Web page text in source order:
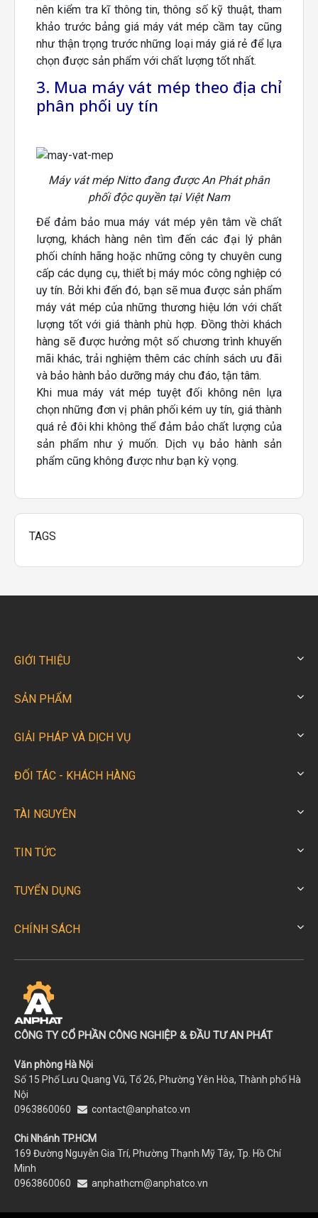
nên kiểm tra kĩ thông tin, thông số kỹ thuật, tham
khảo trước bảng giá máy vát mép cầm tay cũng
như thận trọng trước những loại máy giá rẻ để lựa
chọn được sản phẩm với chất lượng tốt nhất.
3. Mua máy vát mép theo địa chỉ
phân phối uy tín
Máy vát mép Nitto đang được An Phát phân
phối độc quyền tại Việt Nam
Để đảm bảo mua máy vát mép yên tâm về chất
lượng, khách hàng nên tìm đến các đại lý phân
phối chính hãng hoặc những công ty chuyên cung
cấp các dụng cụ, thiết bị máy móc công nghiệp có
uy tín. Bởi khi đến đó, bạn sẽ mua được sản phẩm
máy vát mép của những thương hiệu lớn với chất
lượng tốt với giá thành phù hợp. Đồng thời khách
hàng sẽ được hưởng một số chương trình khuyến
mãi khác, trải nghiệm thêm các chính sách ưu đãi
và bảo hành bảo dưỡng máy chu đáo, tận tâm.
Khi mua máy vát mép tuyệt đối không nên lựa
chọn những đơn vị phân phối kém uy tín, giá thành
quá rẻ đôi khi không thể đảm bảo chất lượng của
sản phẩm như ý muốn. Dịch vụ bảo hành sản
phẩm cũng không được như bạn kỳ vọng.
TAGS
GIỚI THIỆU
SẢN PHẨM
GIẢI PHÁP VÀ DỊCH VỤ
ĐỐI TÁC - KHÁCH HÀNG
TÀI NGUYÊN
TIN TỨC
TUYỂN DỤNG
CHÍNH SÁCH
CÔNG TY CỔ PHẦN CÔNG NGHIỆP & ĐẦU TƯ AN PHÁT
Văn phòng Hà Nội
Số 15 Phố Lưu Quang Vũ, Tổ 26, Phường Yên Hòa, Thành phố Hà
Nội
0963860060
contact@anphatco.vn
Chi Nhánh TP.HCM
169 Đường Nguyễn Gia Trí, Phường Thạnh Mỹ Tây, Tp. Hồ Chí
Minh
0963860060
anphathcm@anphatco.vn